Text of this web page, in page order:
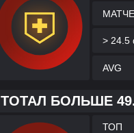
> 24.5
AVG
ТОТАЛ БОЛЬШЕ
ТОП